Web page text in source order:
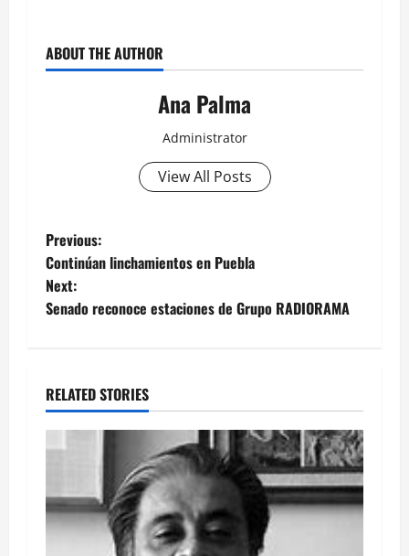
ABOUT THE AUTHOR
Ana Palma
Administrator
View All Posts
Post
navigation
Previous:
Continúan linchamientos en Puebla
Next:
Senado reconoce estaciones de Grupo RADIORAMA
RELATED STORIES